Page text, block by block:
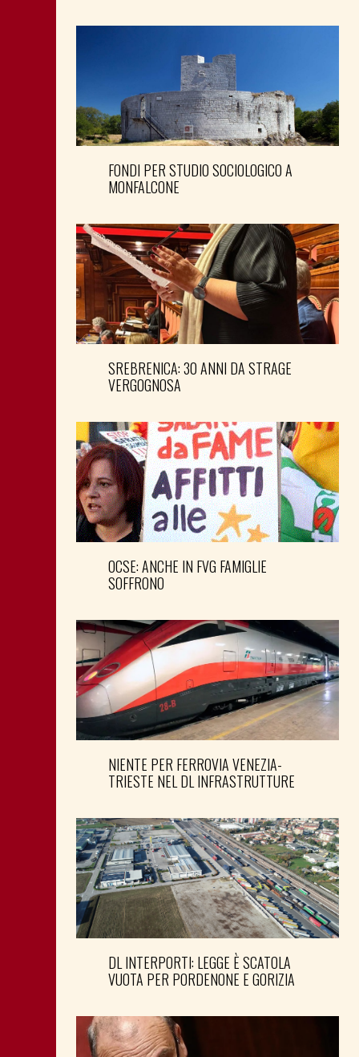
FONDI PER STUDIO SOCIOLOGICO A
MONFALCONE
SREBRENICA: 30 ANNI DA STRAGE
VERGOGNOSA
OCSE: ANCHE IN FVG FAMIGLIE
SOFFRONO
NIENTE PER FERROVIA VENEZIA-
TRIESTE NEL DL INFRASTRUTTURE
DL INTERPORTI: LEGGE È SCATOLA
VUOTA PER PORDENONE E GORIZIA